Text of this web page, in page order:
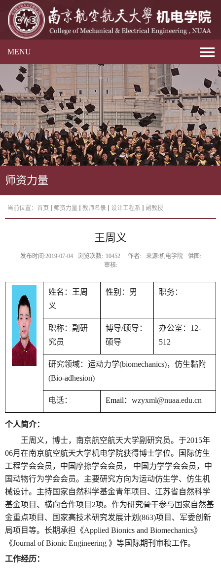
MENU
师资力量
当前位置： 首页 师资力量 教师名录 设计工程系 副教授
王周义
发布时间:2019-07-04 浏览次数: 10452 作者: 来源:机电学院
供图:
审核:
姓名：王周
义
性别：男 职务：
职称：副研
究员
博导/硕导：
硕导
办公室： 12-
512
研究领域：运动力学(biomechanics)，仿生黏附
(Bio-adhesion)
电话： Email ： wzyxml@nuaa.edu.cn
个人简介：
王周义，博士，南京航空航天大学副研究员。于2015年
06月在南京航空航天大学机电学院获得博士学位。
国际仿生
工程学会会员，中国摩擦学会会员， 中国力学学会会员，中
国动物行为学会会员。 主要研究方向为运动仿生学、仿生机
械设计。主持国家自然科学基金青年项目、江苏省自然科学
基金项目、横向合作项目 2项。作为研究骨干参与国家自然基
金重点项目、国家高技术研究发展计划 (863)项目、军委创新
局项目等。长期承担《Applied Bionics and Biomechanics》
《Journal of Bionic Engineering 》等国际期刊审稿工作。
工作经历：